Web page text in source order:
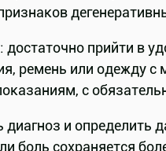
достаточно прийти в
ремень или одежду
с
диагноз и
боль сохраняется